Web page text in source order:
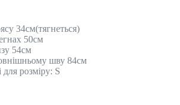
34см(тягнеться)
50см
54см
шву 84см
для розміру: S